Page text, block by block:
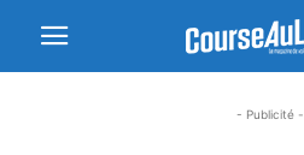
- Publicité -